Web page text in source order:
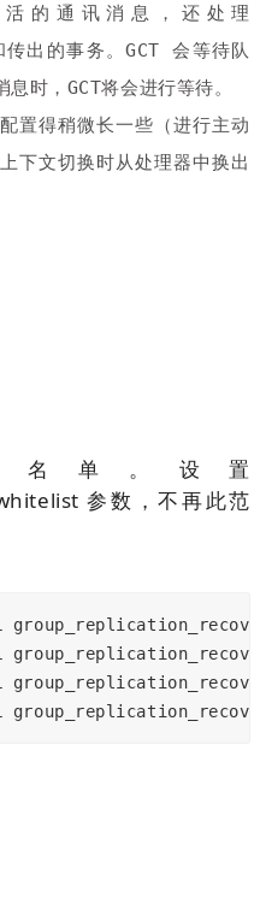
的通讯消息，还处理
出的事务。GCT 会等待队
时，GCT将会进行等待。
置得稍微长一些（进行主动
下文切换时从处理器中换出
名单。设置
参数，不再此范